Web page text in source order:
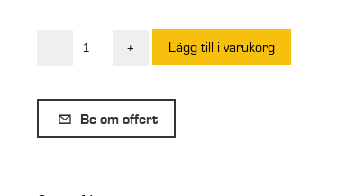
-
30
×
+ Lägg till i varukorg
Be om offert